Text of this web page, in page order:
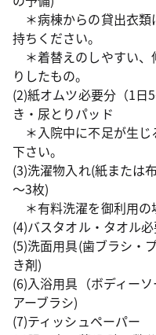
＊病棟からの貸出衣類
持ちください。
＊着替えのしやすい、
りしたもの。
(2)紙オムツ必要分（1日
き・尿とりパッド
＊入院中に不足が生じ
下さい。
(3)洗濯物入れ(紙または
～3枚)
＊有料洗濯を御利用の
(4)バスタオル・タオル
(5)洗面用具(歯ブラシ・
き剤)
(6)入浴用具（ボディー
アーブラシ)
(7)ティッシュペーパー